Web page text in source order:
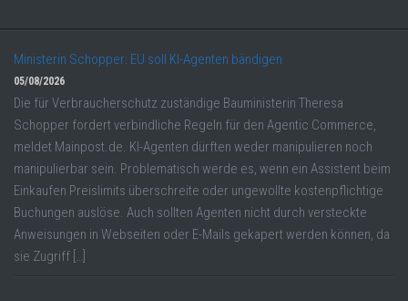
Ministerin Schopper: EU soll KI-Agenten bändigen
05/08/2026
Die für Verbraucherschutz zuständige Bauministerin Theresa
Schopper fordert verbindliche Regeln für den Agentic Commerce,
meldet Mainpost.de. KI-Agenten dürften weder manipulieren noch
manipulierbar sein. Problematisch werde es, wenn ein Assistent beim
Einkaufen Preislimits überschreite oder ungewollte kostenpflichtige
Buchungen auslöse. Auch sollten Agenten nicht durch versteckte
Anweisungen in Webseiten oder E-Mails gekapert werden können, da
sie Zugriff […]